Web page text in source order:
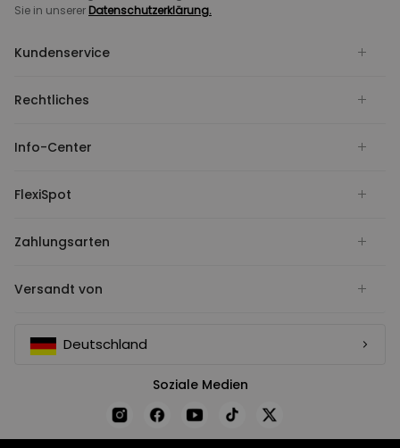
Sie in unserer Datenschutzerklärung.
Kundenservice
Rechtliches
Info-Center
FlexiSpot
Zahlungsarten
Versandt von
Deutschland
Soziale Medien